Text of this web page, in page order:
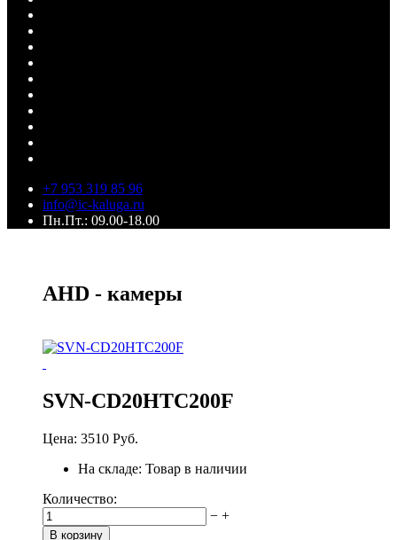
+7 953 319 85 96
info@ic-kaluga.ru
Пн.Пт.: 09.00-18.00
AHD - камеры
SVN-CD20HTC200F
Цена: 3510 Руб.
На складе: Товар в наличии
Количество:
− +